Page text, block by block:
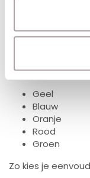
Wil je werken
verzending?
verkrijgbaar in
Geel
Blauw
Oranje
Rood
Groen
Zo kies je